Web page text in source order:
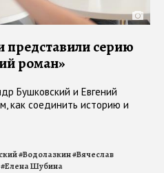
серию
роман»
Бушковский и Евгений
как соединить историю и
#Водолазкин#Вячеслав
#Елена Шубина